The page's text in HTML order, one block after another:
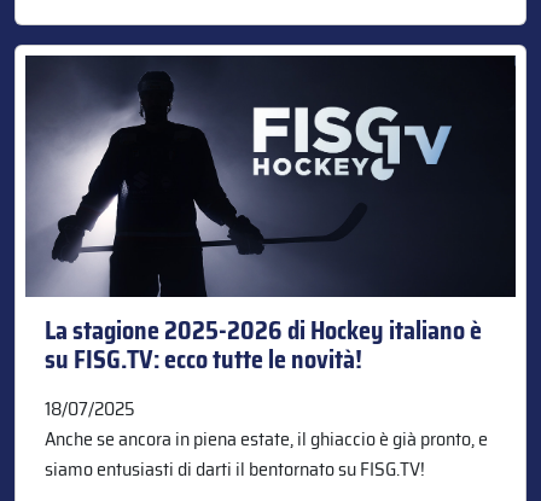
La stagione 2025-2026 di Hockey italiano è
su FISG.TV: ecco tutte le novità!
18/07/2025
Anche se ancora in piena estate, il ghiaccio è già pronto, e
siamo entusiasti di darti il bentornato su FISG.TV!